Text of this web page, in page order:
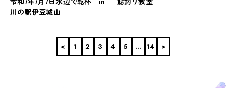
川の駅伊豆城山
< 1 2 3 4 5 … 14 >